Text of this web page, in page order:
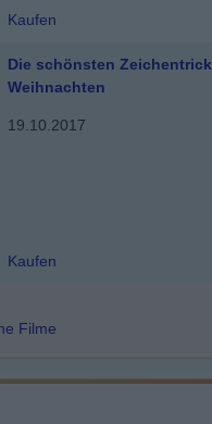
Kaufen
Die schönsten
Weihnachten
19.10.2017
Kaufen
Filme